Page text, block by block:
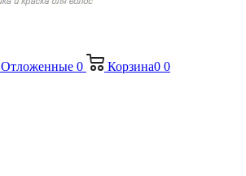
Отложенные 0 Корзина0 0